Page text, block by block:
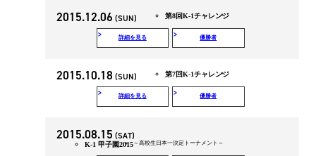
2015.12.06 (SUN) 第8回K-1チャレンジ
詳細を見る 優勝者
2015.10.18 (SUN) 第7回K-1チャレンジ
詳細を見る 優勝者
2015.08.15 (SAT)
K-1 甲子園2015～高校生日本一決定トーナメント～